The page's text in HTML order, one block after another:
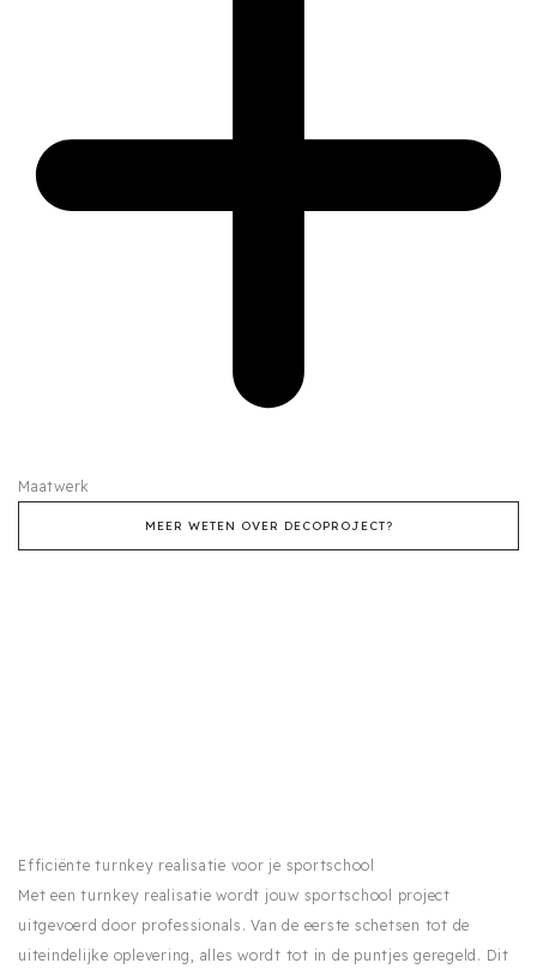
Maatwerk
MEER WETEN OVER DECOPROJECT?
Efficiënte turnkey realisatie voor je sportschool
Met een turnkey realisatie wordt jouw sportschool project
uitgevoerd door professionals. Van de eerste schetsen tot de
uiteindelijke oplevering, alles wordt tot in de puntjes geregeld. Dit